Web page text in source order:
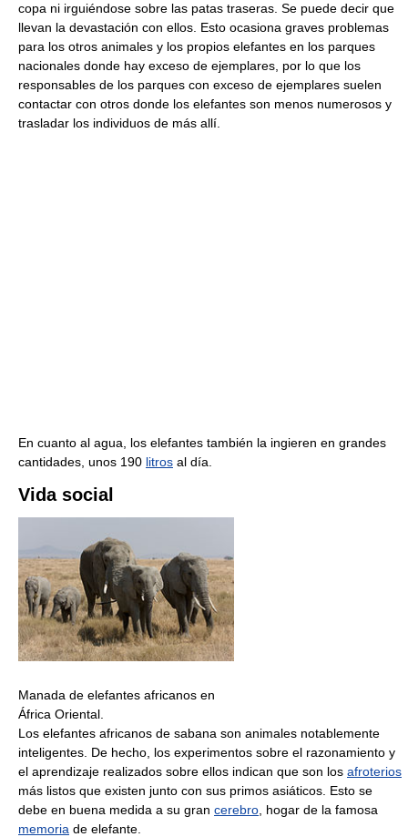
copa ni irguiéndose sobre las patas traseras. Se puede decir que
llevan la devastación con ellos. Esto ocasiona graves problemas
para los otros animales y los propios elefantes en los parques
nacionales donde hay exceso de ejemplares, por lo que los
responsables de los parques con exceso de ejemplares suelen
contactar con otros donde los elefantes son menos numerosos y
trasladar los individuos de más allí.
En cuanto al agua, los elefantes también la ingieren en grandes
cantidades, unos 190 litros al día.
Vida social
Manada de elefantes africanos en
África Oriental.
Los elefantes africanos de sabana son animales notablemente
inteligentes. De hecho, los experimentos sobre el razonamiento y
el aprendizaje realizados sobre ellos indican que son los afroterios
más listos que existen junto con sus primos asiáticos. Esto se
debe en buena medida a su gran cerebro , hogar de la famosa
memoria de elefante.